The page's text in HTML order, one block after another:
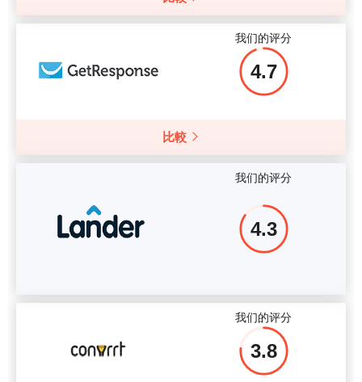
我们的评分
4.7
比較
我们的评分
4.3
我们的评分
3.8